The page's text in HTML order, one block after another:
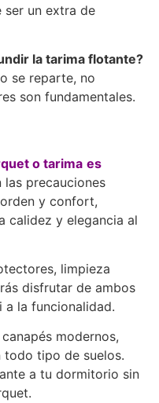
ser un extra de
la tarima flotante?
se reparte, no
son fundamentales.
o tarima es
las precauciones
y confort,
calidez y elegancia al
limpieza
disfrutar de ambos
a la funcionalidad.
modernos,
todo tipo de suelos.
a tu dormitorio sin